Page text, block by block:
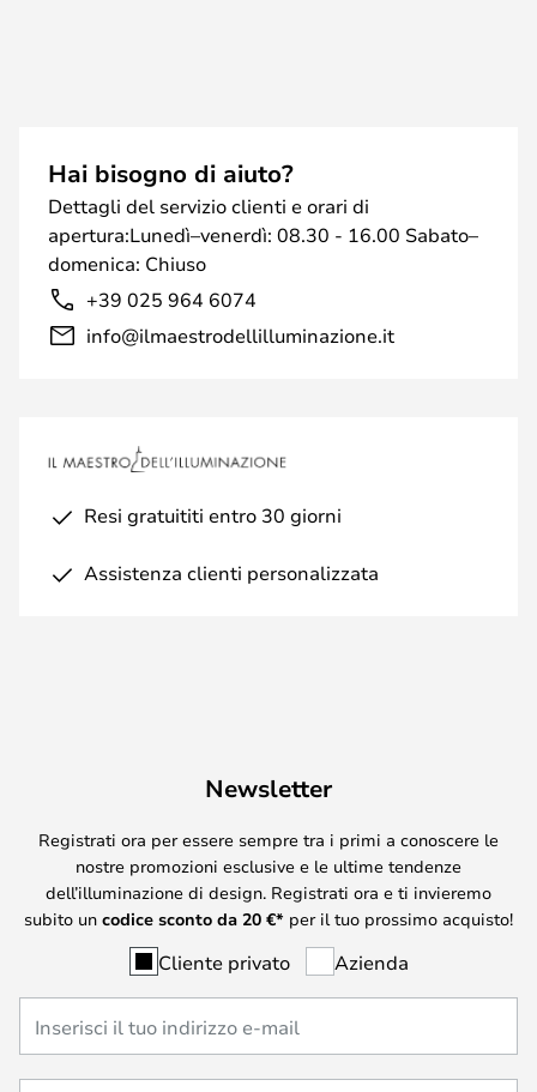
Hai bisogno di aiuto?
Dettagli del servizio clienti e orari di
apertura:Lunedì–venerdì: 08.30 - 16.00 Sabato–
domenica: Chiuso
+39 025 964 6074
info@ilmaestrodellilluminazione.it
Resi gratuititi entro 30 giorni
Assistenza clienti personalizzata
Newsletter
Registrati ora per essere sempre tra i primi a conoscere le
nostre promozioni esclusive e le ultime tendenze
dell’illuminazione di design. Registrati ora e ti invieremo
subito un codice sconto da 20 €* per il tuo prossimo acquisto!
Cliente privato Azienda